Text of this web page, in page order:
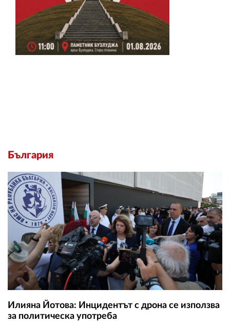
България
Илияна Йотова: Инцидентът с дрона се използва
за политическа употреба